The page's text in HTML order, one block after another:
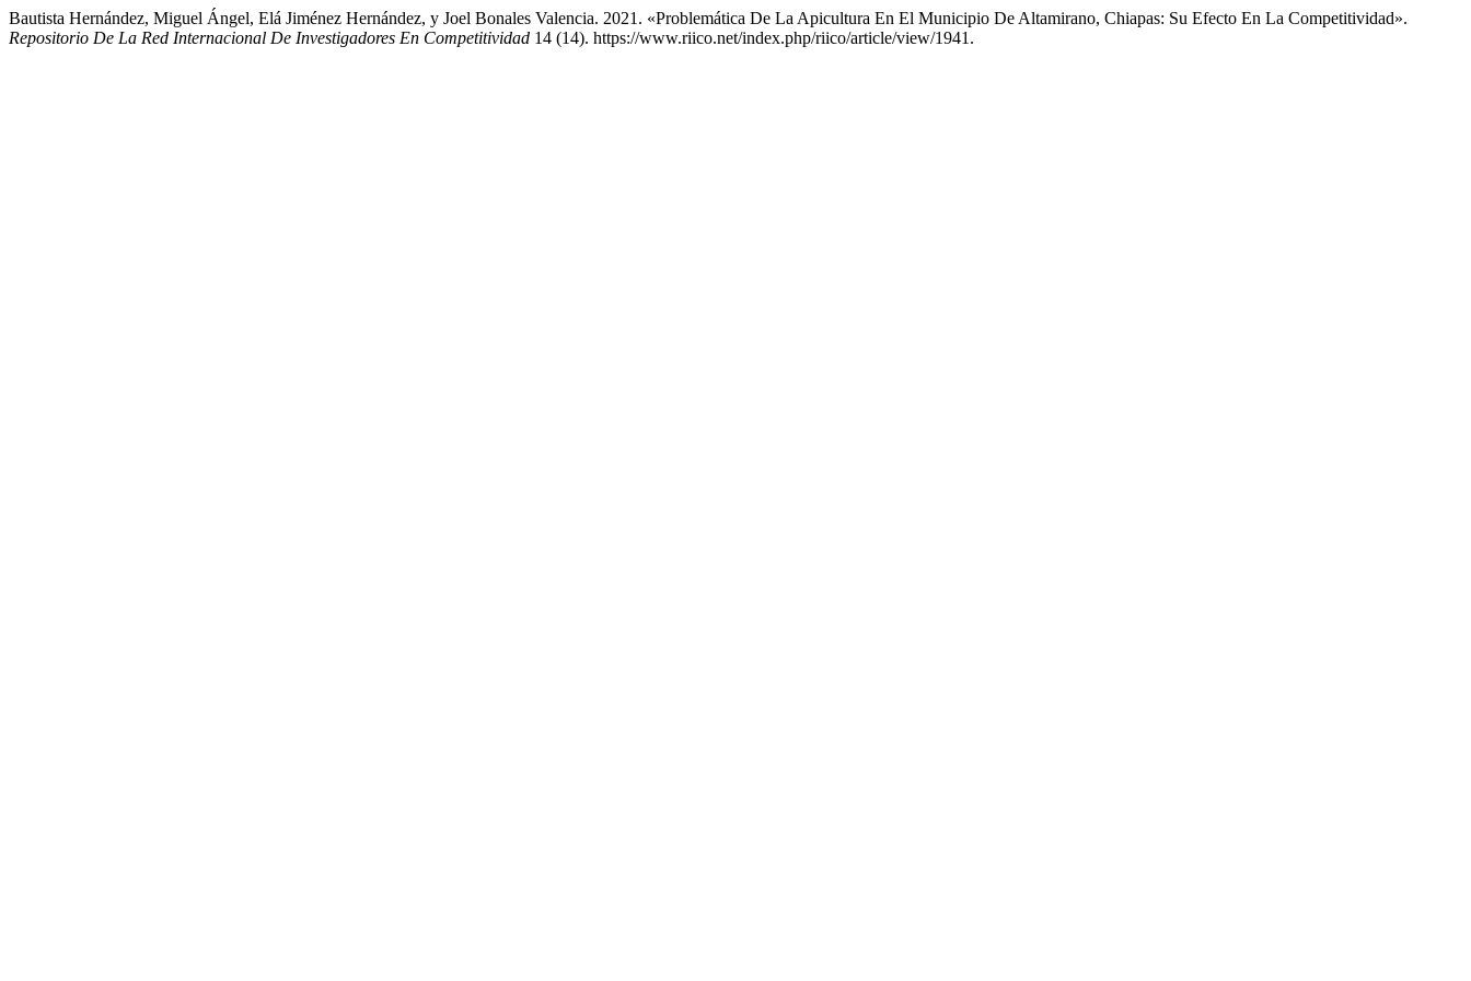
Bautista Hernández, Miguel Ángel, Elá Jiménez Hernández, y Joel Bonales Valencia. 2021. «Problemática De La Apicultura En El Municipio De Altamirano, Chiapas: Su Efecto En La Competitividad».
Repositorio De La Red Internacional De Investigadores En Competitividad 14 (14). https://www.riico.net/index.php/riico/article/view/1941.